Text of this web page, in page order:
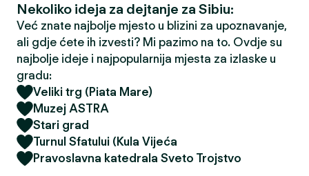
Nekoliko ideja za dejtanje za Sibiu:
Već znate najbolje mjesto u blizini za upoznavanje,
ali gdje ćete ih izvesti? Mi pazimo na to. Ovdje su
najbolje ideje i najpopularnija mjesta za izlaske u
gradu:
Veliki trg (Piata Mare)
Muzej ASTRA
Stari grad
Turnul Sfatului (Kula Vijeća
Pravoslavna katedrala Sveto Trojstvo